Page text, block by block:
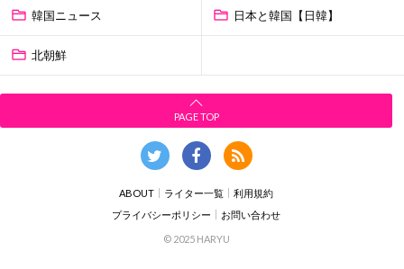
韓国ニュース 日本と韓国【日韓】
北朝鮮
PAGE TOP
ABOUT ライター一覧
利用規約
プライバシーポリシー
お問い合わせ
© 2025 HARYU